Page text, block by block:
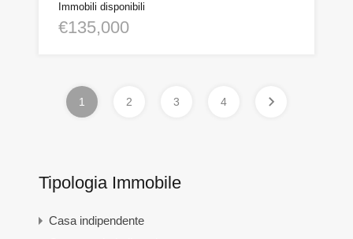
Immobili disponibili
€135,000
1 2 3 4
Tipologia Immobile
Casa indipendente